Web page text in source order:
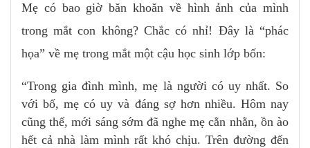
Mẹ có bao giờ băn khoăn về hình ảnh của mình
trong mắt con không? Chắc có nhỉ! Đây là “phác
họa” về mẹ trong mắt một cậu học sinh lớp bốn:
“Trong gia đình mình, mẹ là người có uy nhất. So
với bố, mẹ có uy và đáng sợ hơn nhiều. Hôm nay
cũng thế, mới sáng sớm đã nghe mẹ cằn nhằn, ồn ào
hết cả nhà làm mình rất khó chịu. Trên đường đến